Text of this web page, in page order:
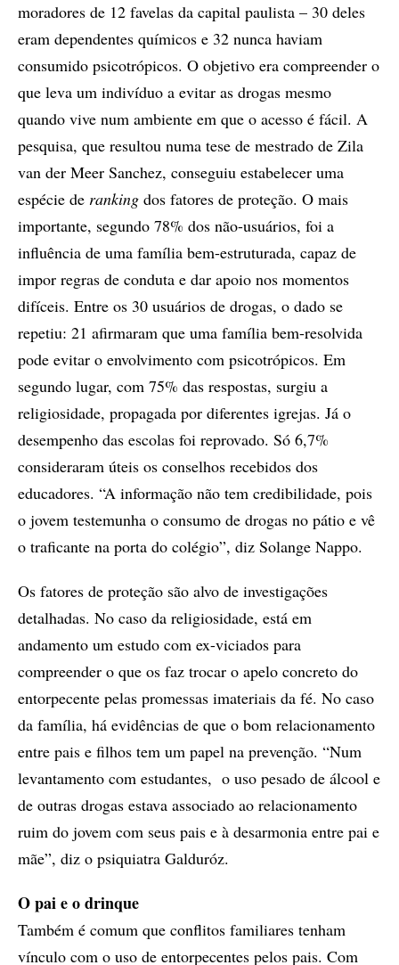
moradores de 12 favelas da capital paulista – 30 deles
eram dependentes químicos e 32 nunca haviam
consumido psicotrópicos. O objetivo era compreender o
que leva um indivíduo a evitar as drogas mesmo
quando vive num ambiente em que o acesso é fácil. A
pesquisa, que resultou numa tese de mestrado de Zila
van der Meer Sanchez, conseguiu estabelecer uma
espécie de ranking dos fatores de proteção. O mais
importante, segundo 78% dos não-usuários, foi a
influência de uma família bem-estruturada, capaz de
impor regras de conduta e dar apoio nos momentos
difíceis. Entre os 30 usuários de drogas, o dado se
repetiu: 21 afirmaram que uma família bem-resolvida
pode evitar o envolvimento com psicotrópicos. Em
segundo lugar, com 75% das respostas, surgiu a
religiosidade, propagada por diferentes igrejas. Já o
desempenho das escolas foi reprovado. Só 6,7%
consideraram úteis os conselhos recebidos dos
educadores. “A informação não tem credibilidade, pois
o jovem testemunha o consumo de drogas no pátio e vê
o traficante na porta do colégio”, diz Solange Nappo.
Os fatores de proteção são alvo de investigações
detalhadas. No caso da religiosidade, está em
andamento um estudo com ex-viciados para
compreender o que os faz trocar o apelo concreto do
entorpecente pelas promessas imateriais da fé. No caso
da família, há evidências de que o bom relacionamento
entre pais e filhos tem um papel na prevenção. “Num
levantamento com estudantes, o uso pesado de álcool e
de outras drogas estava associado ao relacionamento
ruim do jovem com seus pais e à desarmonia entre pai e
mãe”, diz o psiquiatra Galduróz.
O pai e o drinque
Também é comum que conflitos familiares tenham
vínculo com o uso de entorpecentes pelos pais. Com